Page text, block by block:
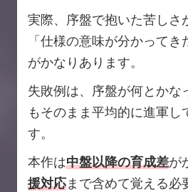
実際、序盤で抱いた苦しさ
「仕様の意味が分かって
がかなりあります。
失敗例は、序盤が何とかな
もそのまま平均的に進軍し
す。
本作は中盤以降の育成差が
援対応まで含めて覚える必